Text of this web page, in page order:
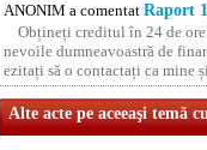
ANONIM a comentat Raport
Obțineți creditul în 24 de
nevoile dumneavoastră de
ezitați să o contactați ca mine
Alte acte pe aceeaşi temă